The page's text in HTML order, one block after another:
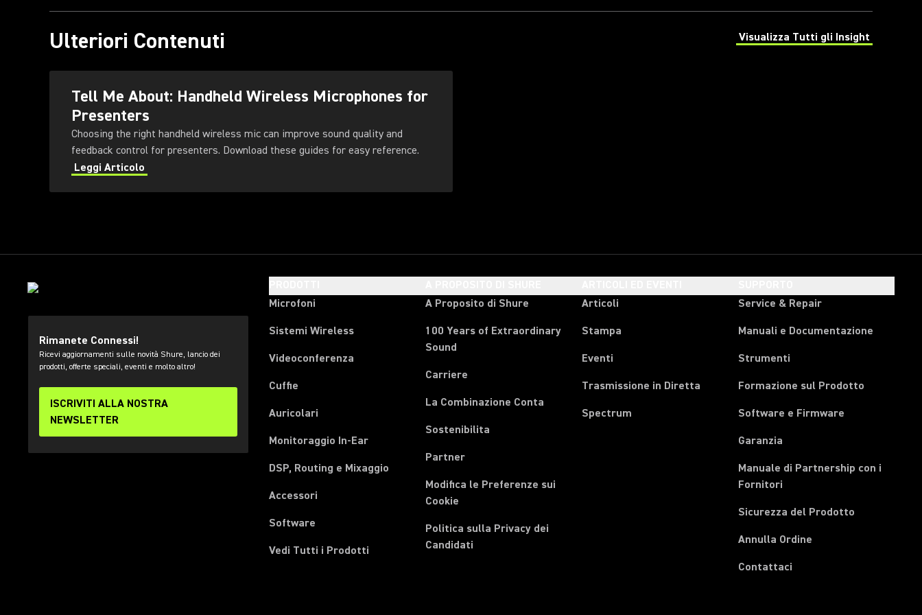
Ulteriori Contenuti Visualizza Tutti gli Insight
(Opens in a new tab)
Tell Me About: Handheld Wireless Microphones for
Presenters
Choosing the right handheld wireless mic can improve sound quality and
feedback control for presenters. Download these guides for easy reference.
Leggi Articolo
Rimanete Connessi!
Ricevi aggiornamenti sulle novità Shure, lancio dei
prodotti, offerte speciali, eventi e molto altro!
ISCRIVITI ALLA NOSTRA
NEWSLETTER
Microfoni
Sistemi Wireless
Videoconferenza
Cuffie
Auricolari
Monitoraggio In-Ear
DSP, Routing e Mixaggio
Accessori
Software
Vedi Tutti i Prodotti
A Proposito di Shure
100 Years of Extraordinary
Sound
Carriere
La Combinazione Conta
Sostenibilita
Partner
Modifica le Preferenze sui
Cookie
Politica sulla Privacy dei
Candidati
Articoli
Stampa
Eventi
Trasmissione in Diretta
Spectrum
Service & Repair
Manuali e Documentazione
Strumenti
Formazione sul Prodotto
Software e Firmware
Garanzia
Manuale di Partnership con i
Fornitori
Sicurezza del Prodotto
Annulla Ordine
Contattaci